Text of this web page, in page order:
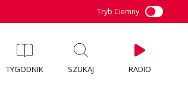
Tryb Ciemny
TYGODNIK SZUKAJ RADIO